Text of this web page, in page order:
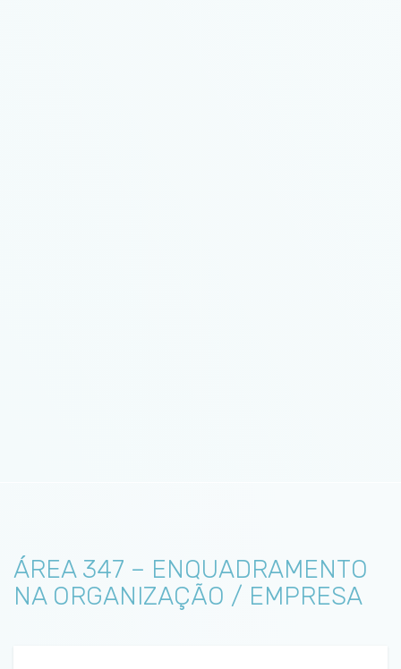
ÁREA 347 – ENQUADRAMENTO
NA ORGANIZAÇÃO / EMPRESA